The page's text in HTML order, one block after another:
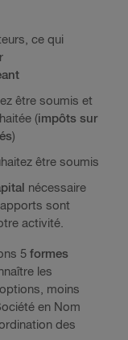
ce qui
être soumis et
(impôts sur
)
être soumis
nécessaire
sont
activité.
5 formes
les
moins
en Nom
des